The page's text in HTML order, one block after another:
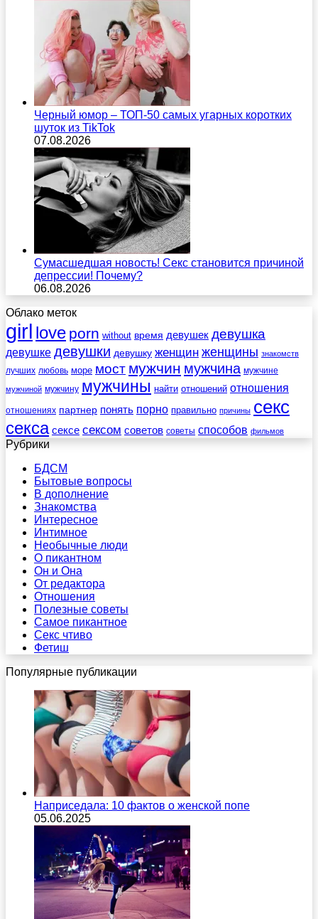
Черный юмор – ТОП-50 самых угарных коротких
шуток из TikTok
07.08.2026
Сумасшедшая новость! Секс становится причиной
депрессии! Почему?
06.08.2026
Облако меток
girl love porn without время девушек девушка
девушке девушки девушку женщин женщины знакомств
лучших любовь море мост мужчин мужчина мужчине
мужчиной мужчину мужчины найти отношений отношения
отношениях партнер понять порно правильно причины секс
секса сексе сексом советов советы способов фильмов
Рубрики
БДСМ
Бытовые вопросы
В дополнение
Знакомства
Интересное
Интимное
Необычные люди
О пикантном
Он и Она
От редактора
Отношения
Полезные советы
Самое пикантное
Секс чтиво
Фетиш
Популярные публикации
Наприседала: 10 фактов о женской попе
05.06.2025